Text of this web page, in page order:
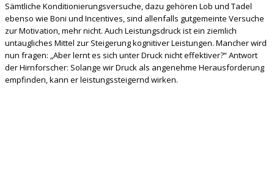
Sämtliche Konditionierungsversuche, dazu gehören Lob und Tadel
ebenso wie Boni und Incentives, sind allenfalls gutgemeinte Versuche
zur Motivation, mehr nicht. Auch Leistungsdruck ist ein ziemlich
untaugliches Mittel zur Steigerung kognitiver Leistungen. Mancher wird
nun fragen: „Aber lernt es sich unter Druck nicht effektiver?“ Antwort
der Hirnforscher: Solange wir Druck als angenehme Herausforderung
empfinden, kann er leistungssteigernd wirken.